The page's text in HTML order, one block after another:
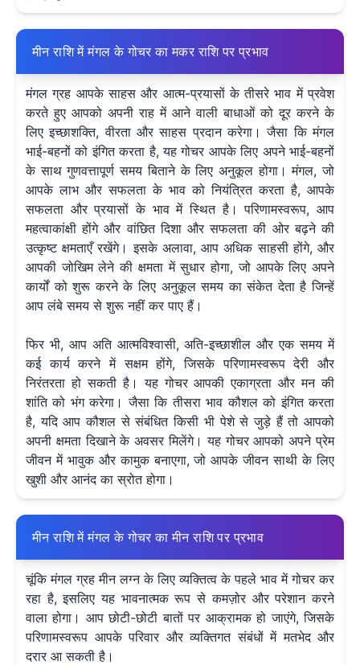
मीन राशि में मंगल के गोचर का मकर राशि पर प्रभाव
मंगल ग्रह आपके साहस और आत्म-प्रयासों के तीसरे भाव में प्रवेश
करते हुए आपको अपनी राह में आने वाली बाधाओं को दूर करने के
लिए इच्छाशक्ति, वीरता और साहस प्रदान करेगा। जैसा कि मंगल
भाई-बहनों को इंगित करता है, यह गोचर आपके लिए अपने भाई-बहनों
के साथ गुणवत्तापूर्ण समय बिताने के लिए अनुकूल होगा। मंगल, जो
आपके लाभ और सफलता के भाव को नियंत्रित करता है, आपके
सफलता और प्रयासों के भाव में स्थित है। परिणामस्वरूप, आप
महत्वाकांक्षी होंगे और वांछित दिशा और सफलता की ओर बढ़ने की
उत्कृष्ट क्षमताएँ रखेंगे। इसके अलावा, आप अधिक साहसी होंगे, और
आपकी जोखिम लेने की क्षमता में सुधार होगा, जो आपके लिए अपने
कार्यों को शुरू करने के लिए अनुकूल समय का संकेत देता है जिन्हें
आप लंबे समय से शुरू नहीं कर पाए हैं।
फिर भी, आप अति आत्मविश्वासी, अति-इच्छाशील और एक समय में
कई कार्य करने में सक्षम होंगे, जिसके परिणामस्वरूप देरी और
निरंतरता हो सकती है। यह गोचर आपकी एकाग्रता और मन की
शांति को भंग करेगा। जैसा कि तीसरा भाव कौशल को इंगित करता
है, यदि आप कौशल से संबंधित किसी भी पेशे से जुड़े हैं तो आपको
अपनी क्षमता दिखाने के अवसर मिलेंगे। यह गोचर आपको अपने प्रेम
जीवन में भावुक और कामुक बनाएगा, जो आपके जीवन साथी के लिए
खुशी और आनंद का स्रोत होगा।
मीन राशि में मंगल के गोचर का मीन राशि पर प्रभाव
चूंकि मंगल ग्रह मीन लग्न के लिए व्यक्तित्व के पहले भाव में गोचर कर
रहा है, इसलिए यह भावनात्मक रूप से कमज़ोर और परेशान करने
वाला होगा। आप छोटी-छोटी बातों पर आक्रामक हो जाएंगे, जिसके
परिणामस्वरूप आपके परिवार और व्यक्तिगत संबंधों में मतभेद और
दरार आ सकती है।